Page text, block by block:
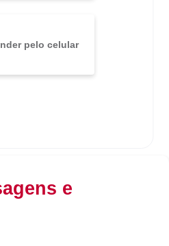
pelo celular
e